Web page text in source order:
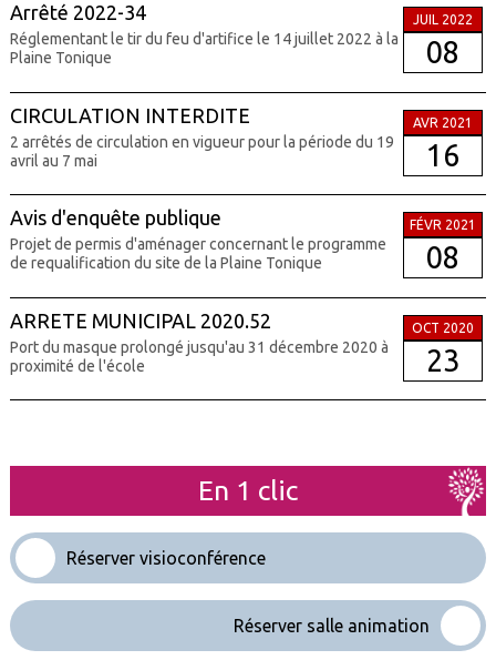
Arrêté 2022-34
Réglementant le tir du feu d'artifice le 14 juillet 2022 à la
Plaine Tonique
JUIL 2022
08
CIRCULATION INTERDITE
2 arrêtés de circulation en vigueur pour la période du 19
avril au 7 mai
AVR 2021
16
Avis d'enquête publique
Projet de permis d'aménager concernant le programme
de requalification du site de la Plaine Tonique
FÉVR 2021
08
ARRETE MUNICIPAL 2020.52
Port du masque prolongé jusqu'au 31 décembre 2020 à
proximité de l'école
OCT 2020
23
En 1 clic
Réserver visioconférence
Réserver salle animation